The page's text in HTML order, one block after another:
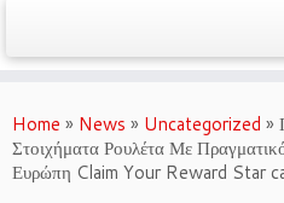
Home » News » Uncategorized »
Στοιχήματα Ρουλέτα Με
Ευρώπη Claim Your Reward Star